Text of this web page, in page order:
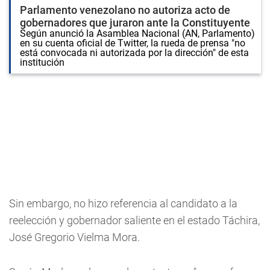
Parlamento venezolano no autoriza acto de
gobernadores que juraron ante la Constituyente
Según anunció la Asamblea Nacional (AN, Parlamento)
en su cuenta oficial de Twitter, la rueda de prensa "no
está convocada ni autorizada por la dirección" de esta
institución
Sin embargo, no hizo referencia al candidato a la
reelección y gobernador saliente en el estado Táchira,
José Gregorio Vielma Mora.